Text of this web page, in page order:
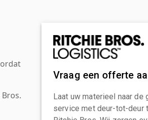
Vraag een offerte
Laat uw materieel naar
service met deur-tot-deur